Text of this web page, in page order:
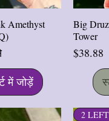
दृश्य
Amethyst
में जोड़ें
Big
Tower
मूल्य
$38.88
2